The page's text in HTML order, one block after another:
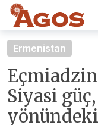
Ermenistan
Siyasi